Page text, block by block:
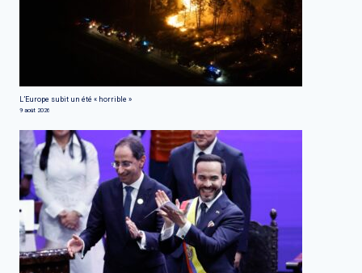
L’Europe subit un été « horrible »
9 août 2026